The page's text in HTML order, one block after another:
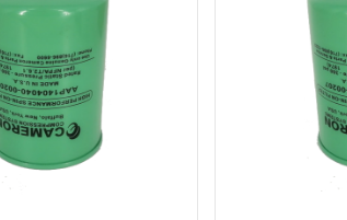
Быстрый просмотрДобавить к сравнениюДобавить в избранное